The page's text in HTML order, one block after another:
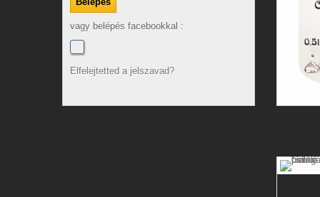
vagy belépés facebookkal :
Elfelejtetted a jelszavad?